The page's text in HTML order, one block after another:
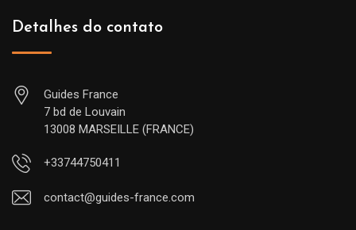
Detalhes do contato
Guides France
7 bd de Louvain
13008 MARSEILLE (FRANCE)
+33744750411
contact@guides-france.com